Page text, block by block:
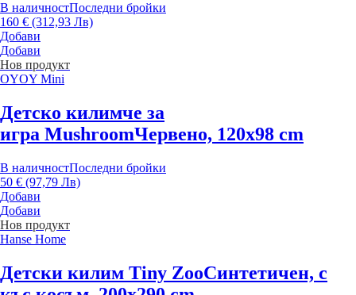
В наличностПоследни бройки
160 € (312,93 Лв)
Добави
Добави
Нов продукт
OYOY Mini
Детско килимче за
игра MushroomЧервено, 120x98 cm
В наличностПоследни бройки
50 € (97,79 Лв)
Добави
Добави
Нов продукт
Hanse Home
Детски килим Tiny ZooСинтетичен, с